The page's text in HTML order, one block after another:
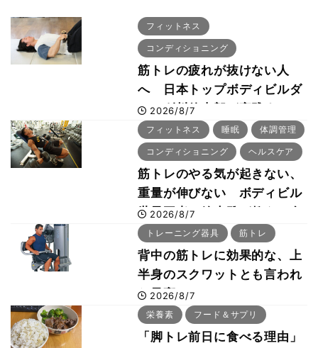
フィットネス
コンディショニング
筋トレの疲れが抜けない人
へ 日本トップボディビルダ
ー・刈川啓志郎が実践する
「回復習慣」
2026/8/7
フィットネス 睡眠 体調管理
コンディショニング ヘルスケア
筋トレのやる気が起きない、
重量が伸びない ボディビル
世界王者・鈴木雅が教える食
事・睡眠・呼吸の整え方
2026/8/7
トレーニング器具 筋トレ
背中の筋トレに効果的な、上
半身のスクワットとも言われ
た最高マシン“ノーチラス・
プルオーバーマシン”とは？
2026/8/7
栄養素 フード＆サプリ
「脚トレ前日に食べる理由」